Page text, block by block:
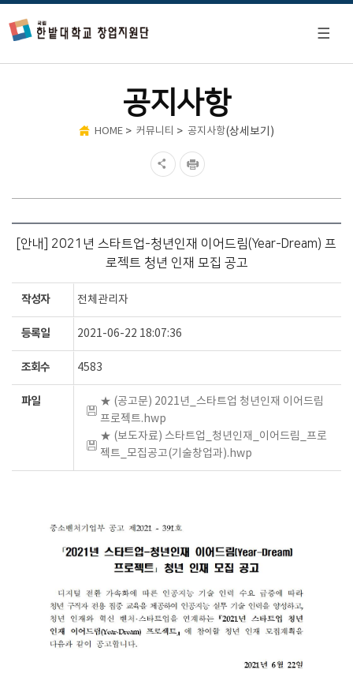
공지사항
HOME > 커뮤니티 > 공지사항(상세보기)
[안내] 2021년 스타트업-청년인재 이어드림(Year-Dream) 프
로젝트 청년 인재 모집 공고
작성자 전체관리자
등록일 2021-06-22 18:07:36
조회수 4583
파일
★ (공고문) 2021년_스타트업 청년인재 이어드림
프로젝트.hwp
★ (보도자료) 스타트업_청년인재_이어드림_프로
젝트_모집공고(기술창업과).hwp